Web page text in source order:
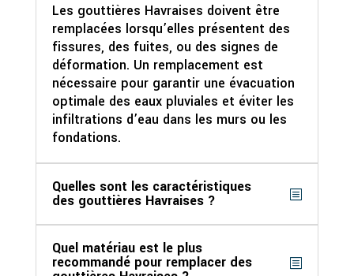
Les gouttières Havraises doivent être
remplacées lorsqu’elles présentent des
fissures, des fuites, ou des signes de
déformation. Un remplacement est
nécessaire pour garantir une évacuation
optimale des eaux pluviales et éviter les
infiltrations d’eau dans les murs ou les
fondations.
Quelles sont les caractéristiques
des gouttières Havraises ?
Quel matériau est le plus
recommandé pour remplacer des